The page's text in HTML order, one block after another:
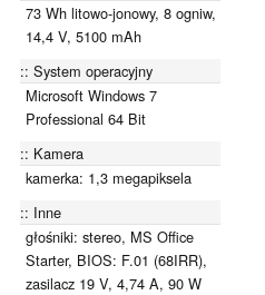
73 Wh litowo-jonowy, 8 ogniw,
14,4 V, 5100 mAh
System operacyjny
Microsoft Windows 7
Professional 64 Bit
Kamera
kamerka: 1,3 megapiksela
Inne
głośniki: stereo, MS Office
Starter, BIOS: F.01 (68IRR),
zasilacz 19 V, 4,74 A, 90 W